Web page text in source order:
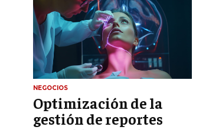
GESTIÓN DE CRISIS EMPRESARIALES
EMPRESAS Y STARTUPS TECNOLÓGICAS
GESTIÓN DE LA EXPERIENCIA DEL
CLIENTE
PROYECTOS
GESTIÓN DE PROYECTOS
NEGOCIOS
Optimización de la
gestión de reportes